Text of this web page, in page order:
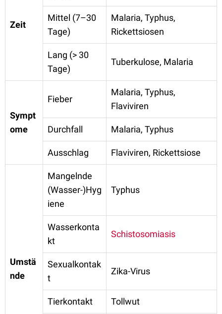
Zeit
Mittel (7–30
Tage)
Malaria, Typhus,
Rickettsiosen
Lang (> 30
Tage)
Tuberkulose, Malaria
Sympt
ome
Fieber
Malaria, Typhus,
Flaviviren
Durchfall Malaria, Typhus
Ausschlag Flaviviren, Rickettsiose
Umstä
nde
Mangelnde
(Wasser-)Hyg
iene
Typhus
Wasserkonta
kt
Schistosomiasis
Sexualkontak
t
Zika-Virus
Tierkontakt Tollwut